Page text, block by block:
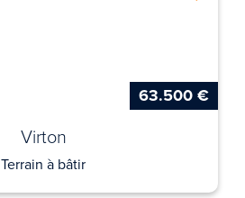
63.500 €
Virton
Terrain à bâtir